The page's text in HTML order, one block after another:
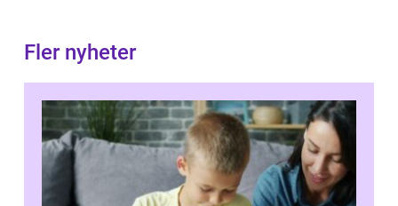
Fler nyheter